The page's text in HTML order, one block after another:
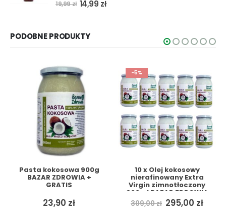
19,99zł Pierwotna
19,99 zł.
14,99 złAktualna
PODOBNE PRODUKTY
Pasta kokosowa 900g
BAZAR ZDROWIA +
GRATIS
23,90 zł
-5%
10 x Olej kokosowy
nierafinowany Extra
Virgin zimnotłoczony
900ml BAZAR ZDROWIA
+ GRATIS
309,00zł Pierwotna
cena
295,00 zł